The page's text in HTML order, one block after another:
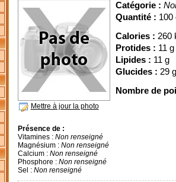
Mettre à jour la photo
Catégorie :
Quantité : 100
Calories : 260
Protides : 11 g
Lipides : 11 g
Glucides : 29 g
Nombre de
Présence de :
Vitamines : Non renseigné
Magnésium : Non renseigné
Calcium : Non renseigné
Phosphore : Non renseigné
Sel : Non renseigné